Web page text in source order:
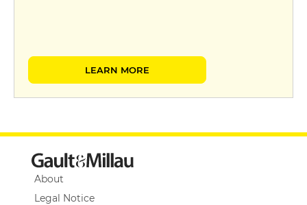
LEARN MORE
About
Legal Notice